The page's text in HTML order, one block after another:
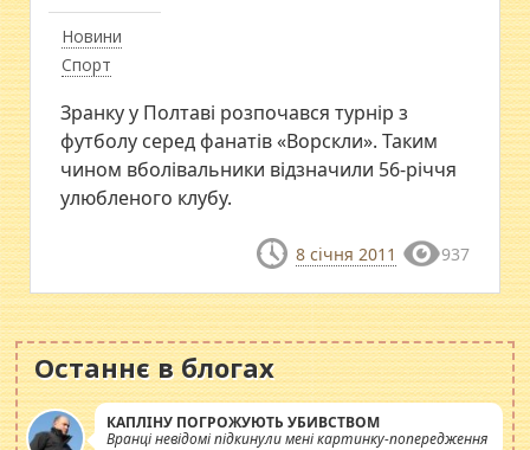
Новини
Спорт
Зранку у Полтаві розпочався турнір з
футболу серед фанатів «Ворскли». Таким
чином вболівальники відзначили 56-річчя
улюбленого клубу.
8 січня 2011 937
Останнє в блогах
КАПЛІНУ ПОГРОЖУЮТЬ УБИВСТВОМ
Вранці невідомі підкинули мені картинку-попередження